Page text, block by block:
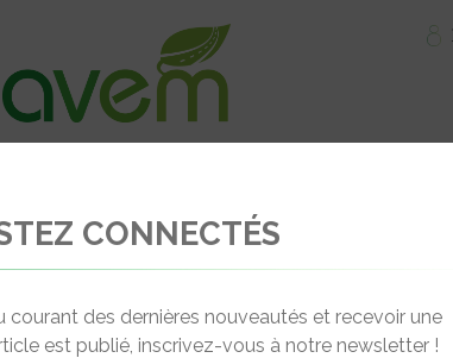
CONNECTÉS
courant des dernières nouveautés et recevoir une
est publié, inscrivez-vous à notre newsletter !